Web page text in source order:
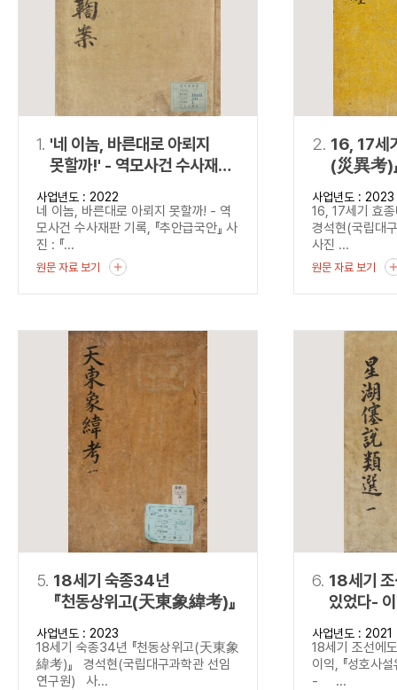
정조 AND 정약용
“정조”와 “정약
“정조” 또는 “
NOT 정조 NOT 정약용
“정조”가 나온
료를 검색
1. '네 이놈, 바른대로 아뢰지
못할까!' - 역모사건 수사재판
기록, 『추안급국안』
사업년도 : 2022
네 이놈, 바른대로 아뢰지 못할까! - 역
모사건 수사재판 기록, 『추안급국안』 사
진 : 『...
원문 자료 보기
2. 16, 17세
(災異考)
사업년도 : 2023
16, 17세기 효
경석현(국립대
사진 ...
원문 자료 보기
5. 18세기 숙종34년
『천동상위고(天東象緯考)』
사업년도 : 2023
18세기 숙종34년 『천동상위고(天東象
緯考)』 경석현(국립대구과학관 선임
연구원) 사...
6. 18세기
있었다-
(星湖僿
사업년도 : 2021
18세기 조선에
이익, 『성호사
- ...